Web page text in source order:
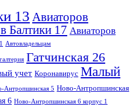
13 Авиаторов
Балтики 17 Авиаторов
Автовладельцам
Гатчинская 26
учет Коронавирус Малый
Антропшинская 5 Ново-Антропшинская
6 Ново-Антропшинская 6 корпус 1